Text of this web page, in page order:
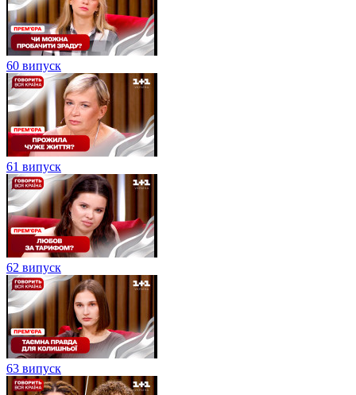
60 випуск
61 випуск
62 випуск
63 випуск